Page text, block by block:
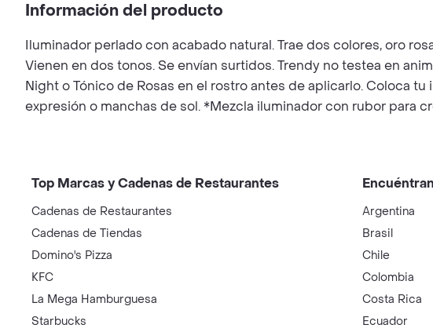
Información del producto
Iluminador perlado con acabado natural. Trae dos colores, oro
Vienen en dos tonos. Se envían surtidos. Trendy no testea en
Night o Tónico de Rosas en el rostro antes de aplicarlo. Coloca
expresión o manchas de sol. *Mezcla iluminador con rubor para
Top Marcas y Cadenas de Restaurantes
Cadenas de Restaurantes
Cadenas de Tiendas
Domino's Pizza
KFC
La Mega Hamburguesa
Starbucks
Argentina
Brasil
Chile
Colombia
Costa Rica
Ecuador